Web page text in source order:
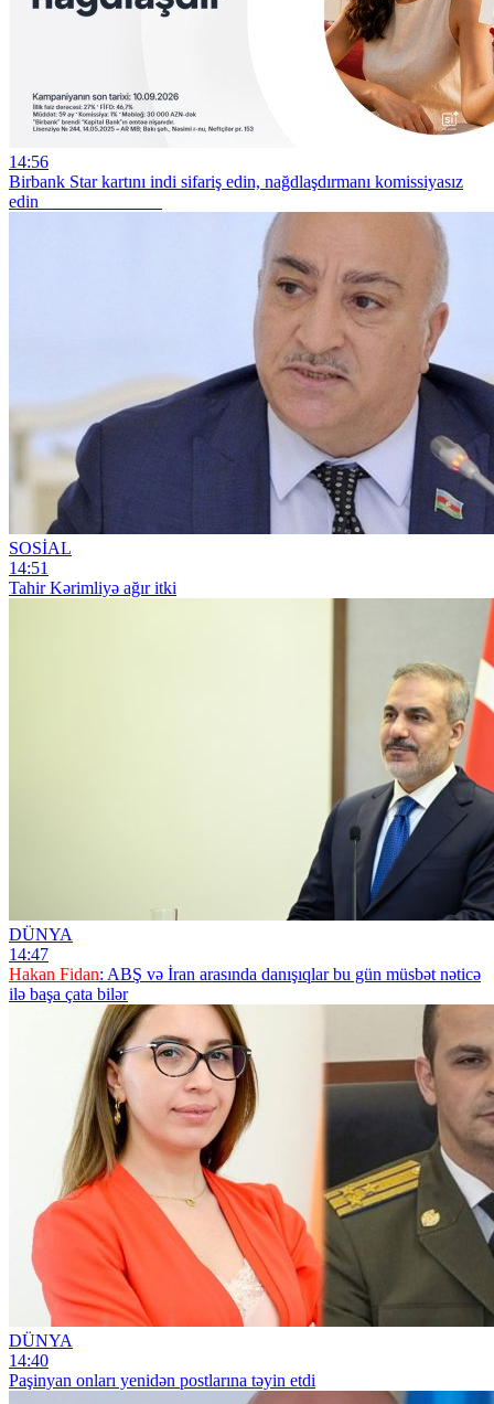
14:56
Birbank Star kartını indi sifariş edin, nağdlaşdırmanı komissiyasız
edin
SOSİAL
14:51
Tahir Kərimliyə ağır itki
DÜNYA
14:47
Hakan Fidan: ABŞ və İran arasında danışıqlar bu gün müsbət nəticə
ilə başa çata bilər
DÜNYA
14:40
Paşinyan onları yenidən postlarına təyin etdi